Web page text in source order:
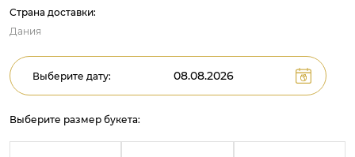
Страна доставки:
Дания
Выберите дату:
Выберите размер букета: